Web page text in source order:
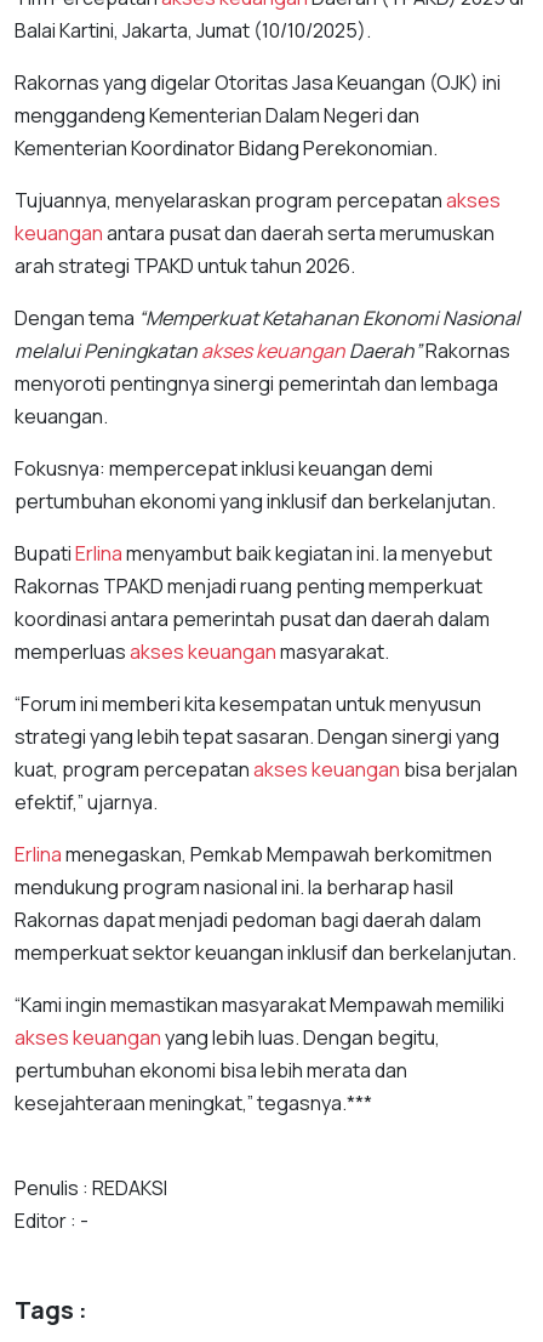
Balai Kartini, Jakarta, Jumat (10/10/2025).
Rakornas yang digelar Otoritas Jasa Keuangan (OJK) ini
menggandeng Kementerian Dalam Negeri dan
Kementerian Koordinator Bidang Perekonomian.
Tujuannya, menyelaraskan program percepatanakses
keuanganantara pusat dan daerah serta merumuskan
arah strategi TPAKD untuk tahun 2026.
Dengan tema “Memperkuat Ketahanan Ekonomi Nasional
melalui Peningkatanakses keuanganDaerah”Rakornas
menyoroti pentingnya sinergi pemerintah dan lembaga
keuangan.
Fokusnya: mempercepat inklusi keuangan demi
pertumbuhan ekonomi yang inklusif dan berkelanjutan.
BupatiErlinamenyambut baik kegiatan ini. Ia menyebut
Rakornas TPAKD menjadi ruang penting memperkuat
koordinasi antara pemerintah pusat dan daerah dalam
memperluasakses keuanganmasyarakat.
“Forum ini memberi kita kesempatan untuk menyusun
strategi yang lebih tepat sasaran. Dengan sinergi yang
kuat, program percepatanakses keuangan bisa berjalan
efektif,” ujarnya.
Erlinamenegaskan, Pemkab Mempawah berkomitmen
mendukung program nasional ini. Ia berharap hasil
Rakornas dapat menjadi pedoman bagi daerah dalam
memperkuat sektor keuangan inklusif dan berkelanjutan.
“Kami ingin memastikan masyarakat Mempawah memiliki
akses keuanganyang lebih luas. Dengan begitu,
pertumbuhan ekonomi bisa lebih merata dan
kesejahteraan meningkat,” tegasnya.***
Penulis : REDAKSI
Editor : -
Tags :